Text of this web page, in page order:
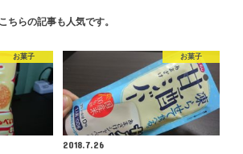
こちらの記事も人気です。
お菓子 お菓子
2018.7.26